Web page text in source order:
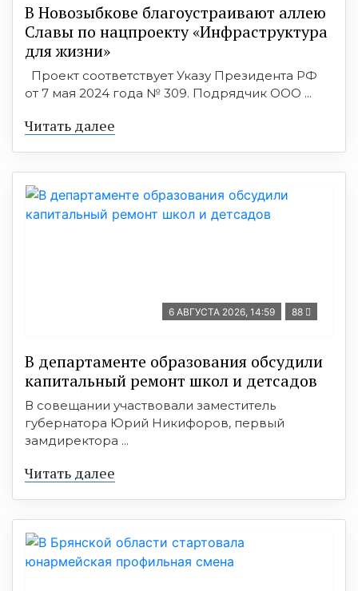
В Новозыбкове благоустраивают аллею
Славы по нацпроекту «Инфраструктура
для жизни»
Проект соответствует Указу Президента РФ
от 7 мая 2024 года № 309. Подрядчик ООО ...
Читать далее
6 АВГУСТА 2026, 14:59 88
В департаменте образования обсудили
капитальный ремонт школ и детсадов
В совещании участвовали заместитель
губернатора Юрий Никифоров, первый
замдиректора ...
Читать далее